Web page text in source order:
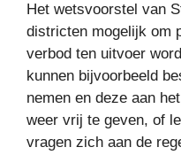
Het wetsvoorstel van
districten mogelijk om
verbod ten uitvoer
kunnen bijvoorbeeld
nemen en deze aan
weer vrij te geven, of
vragen zich aan de